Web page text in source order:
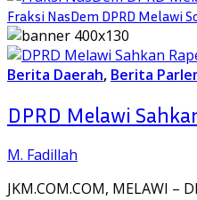
Fraksi NasDem DPRD Melawi
Berita Daerah, Berita
DPRD Melawi
M. Fadillah
JKM.COM.COM, MELAWI